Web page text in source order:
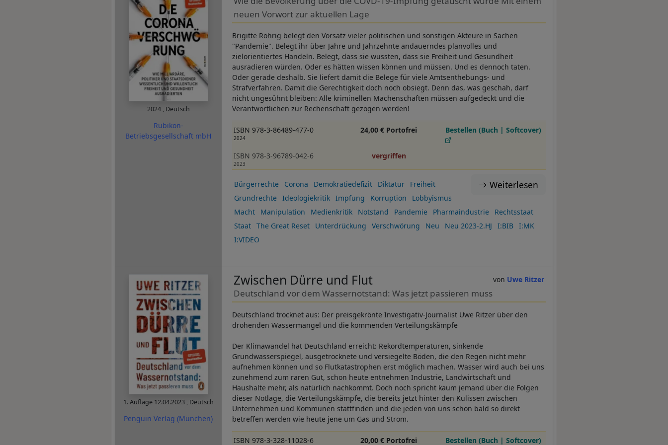
2024 , Deutsch
Rubikon-
Betriebsgesellschaft mbH
neuen Vorwort zur aktuellen Lage
Brigitte Röhrig belegt den Vorsatz vieler politischen und sonstigen Akteure in Sachen
"Pandemie". Belegt ihr über Jahre und Jahrzehnte andauerndes planvolles und
zielorientiertes Handeln. Belegt, dass sie wussten, dass sie Freiheit und Gesundheit
ausradieren würden. Oder es hätten wissen können und müssen. Und es dennoch taten.
Oder gerade deshalb. Sie liefert damit die Belege für viele Amtsenthebungs- und
Strafverfahren. Damit die Gerechtigkeit doch noch obsiegt. Denn das, was geschah, darf
nicht ungesühnt bleiben: Alle kriminellen Machenschaften müssen aufgedeckt und die
Verantwortlichen zur Rechenschaft gezogen werden!
ISBN 978-3-86489-477-0
2024
24,00 € Portofrei Bestellen (Buch | Softcover)
ISBN 978-3-96789-042-6
2023
vergriffen
Weiterlesen
Bürgerrechte Corona Demokratiedefizit Diktatur
Freiheit
Grundrechte
Ideologiekritik Impfung Korruption
Lobbyismus
Macht
Manipulation Medienkritik Notstand Pandemie Pharmaindustrie
Rechtsstaat
Staat
The Great Reset Unterdrückung Verschwörung Neu Neu 2023-2.HJ I:BIB
I:MK
I:VIDEO
1. Auflage 12.04.2023 , Deutsch
Penguin Verlag (München)
Uwe Ritzer
Zwischen Dürre und Flut
Deutschland vor dem Wassernotstand: Was jetzt passieren muss
Deutschland trocknet aus: Der preisgekrönte Investigativ-Journalist Uwe Ritzer über den
drohenden Wassermangel und die kommenden Verteilungskämpfe
Der Klimawandel hat Deutschland erreicht: Rekordtemperaturen, sinkende
Grundwasserspiegel, ausgetrocknete und versiegelte Böden, die den Regen nicht mehr
aufnehmen können und so Flutkatastrophen erst möglich machen. Wasser wird auch bei uns
zunehmend zum raren Gut, schon heute entnehmen Industrie, Landwirtschaft und
Haushalte mehr, als natürlich nachkommt. Doch noch spricht kaum jemand über die Folgen
dieser Notlage, die Verteilungskämpfe, die bereits jetzt hinter den Kulissen zwischen
Unternehmen und Kommunen stattfinden und die jeden von uns schon bald so direkt
betreffen werden wie heute jene um Gas und Strom.
ISBN 978-3-328-11028-6 20,00 € Portofrei Bestellen (Buch | Softcover)